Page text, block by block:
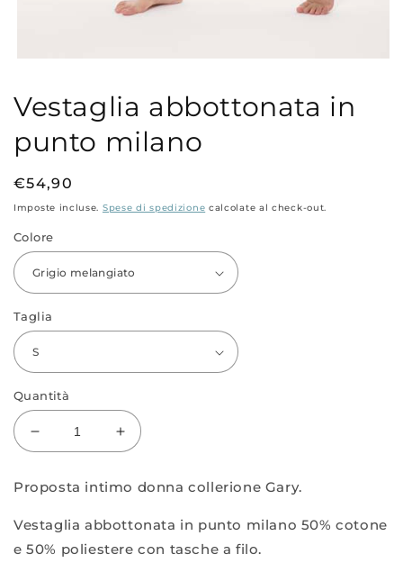
1
in
modale
Vestaglia abbottonata in
punto milano
Prezzo
di
€54,90
Imposte incluse. Spese di spedizione calcolate al check-out.
Colore
Taglia
Quantità
Diminuisci
quantità
Vestaglia
abbottonata
in
punto
Aumenta
quantità
Vestaglia
abbottonata
in
punto
Proposta intimo donna collerione Gary.
Vestaglia abbottonata in punto milano 50% cotone
e 50% poliestere con tasche a filo.